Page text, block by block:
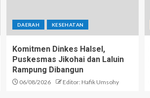
DAERAH KESEHATAN
Komitmen Dinkes Halsel,
Puskesmas Jikohai dan Laluin
Rampung Dibangun
06/08/2026 Editor: Hafik Umsohy